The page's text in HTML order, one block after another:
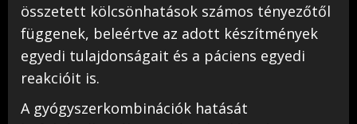
összetett kölcsönhatások számos tényezőtől
függenek, beleértve az adott készítmények
egyedi tulajdonságait és a páciens egyedi
reakcióit is.
A gyógyszerkombinációk hatását